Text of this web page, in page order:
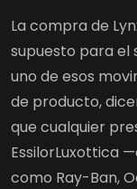
La compra de
supuesto para el
uno de esos
de producto,
que cualquier
EssilorLuxottica
como Ray-Ban,